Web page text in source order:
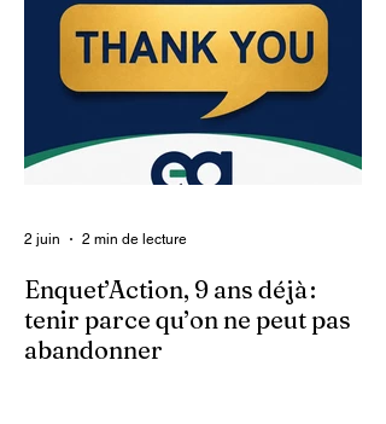
Enquet’Action, 9 ans déjà :
tenir parce qu’on ne peut pas
abandonner
2 juin 2 min de lecture